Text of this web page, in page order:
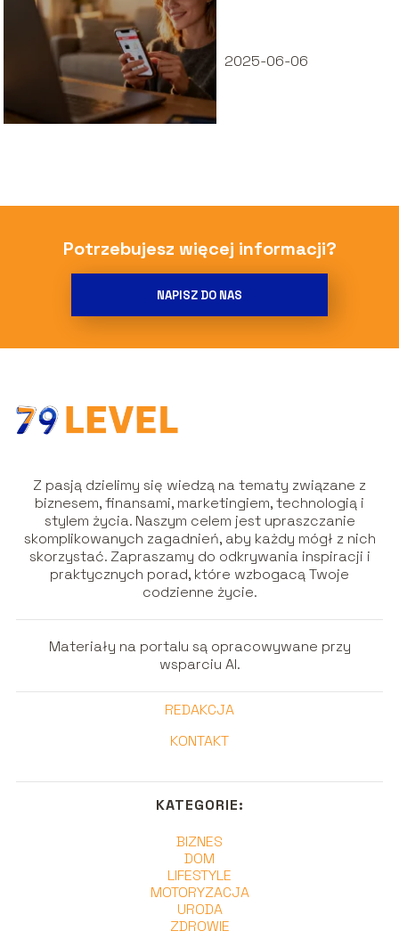
2025-06-06
Potrzebujesz więcej informacji?
NAPISZ DO NAS
Z pasją dzielimy się wiedzą na tematy związane z
biznesem, finansami, marketingiem, technologią i
stylem życia. Naszym celem jest upraszczanie
skomplikowanych zagadnień, aby każdy mógł z nich
skorzystać. Zapraszamy do odkrywania inspiracji i
praktycznych porad, które wzbogacą Twoje
codzienne życie.
Materiały na portalu są opracowywane przy
wsparciu AI.
REDAKCJA
KONTAKT
KATEGORIE:
BIZNES
DOM
LIFESTYLE
MOTORYZACJA
URODA
ZDROWIE